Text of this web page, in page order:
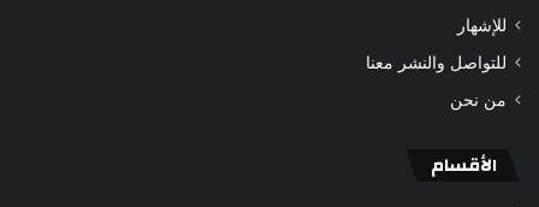
للإشهار
للتواصل والنشر معنا
من نحن
الأقسام